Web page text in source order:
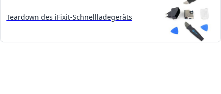
Teardown des iFixit-Schnellladegeräts